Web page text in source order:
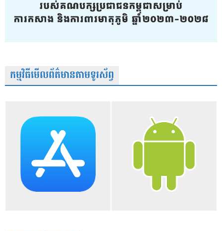
កម្មវិធីមើលព័ត៌មានតាមទូរស័ព្វ